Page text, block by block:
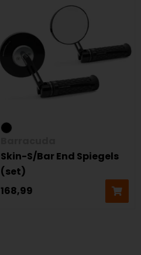
Skin-S/Bar End Spiegels
(set)
168,99